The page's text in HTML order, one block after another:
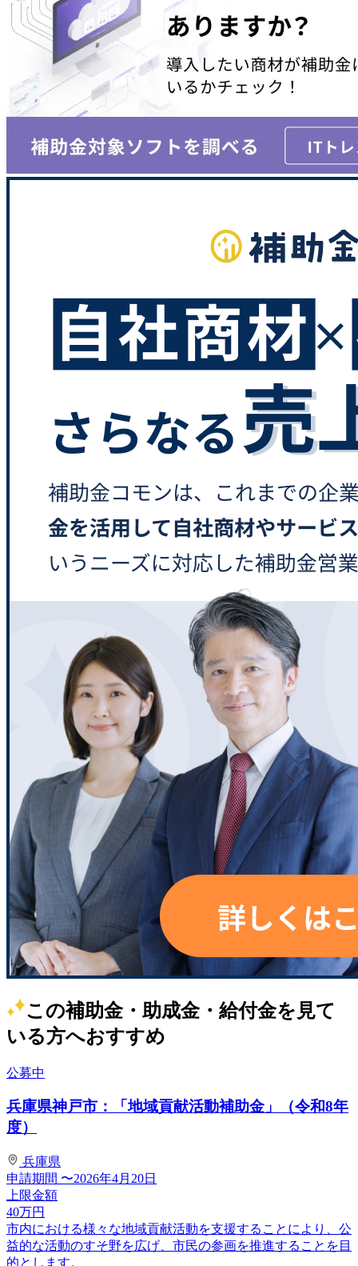
この補助金・助成金・給付金を見て
いる方へおすすめ
公募中
兵庫県神戸市：「地域貢献活動補助金」（令和8年
度）
兵庫県
申請期間 〜2026年4月20日
上限金額
40万円
市内における様々な地域貢献活動を支援することにより、公
益的な活動のすそ野を広げ、市民の参画を推進することを目
的とします。